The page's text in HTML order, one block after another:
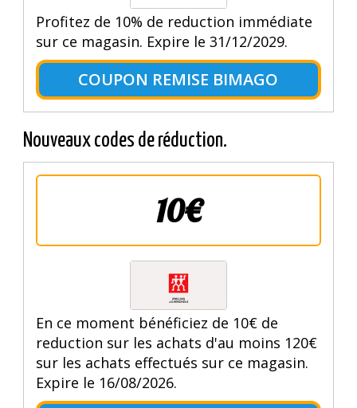
Profitez de 10% de reduction immédiate
sur ce magasin. Expire le 31/12/2029.
COUPON REMISE BIMAGO
Nouveaux codes de réduction.
10€
En ce moment bénéficiez de 10€ de
reduction sur les achats d'au moins 120€
sur les achats effectués sur ce magasin.
Expire le 16/08/2026.